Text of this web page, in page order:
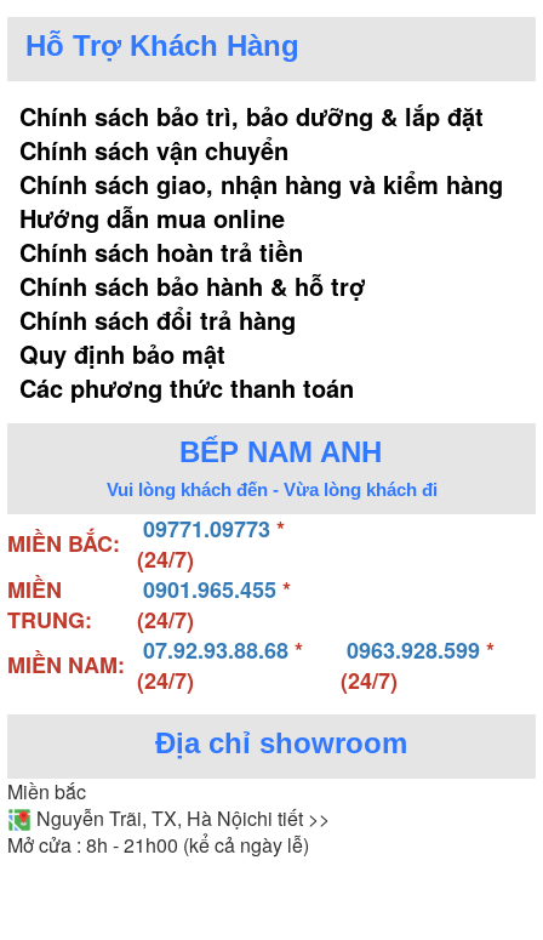
Hỗ Trợ Khách Hàng
Chính sách bảo trì, bảo dưỡng & lắp đặt
Chính sách vận chuyển
Chính sách giao, nhận hàng và kiểm hàng
Hướng dẫn mua online
Chính sách hoàn trả tiền
Chính sách bảo hành & hỗ trợ
Chính sách đổi trả hàng
Quy định bảo mật
Các phương thức thanh toán
BẾP NAM ANH
Vui lòng khách đến - Vừa lòng khách đi
MIỀN BẮC: 09771.09773*
(24/7)
MIỀN
TRUNG:
0901.965.455*
(24/7)
MIỀN NAM:
07.92.93.88.68*
(24/7)
0963.928.599*
(24/7)
Địa chỉ showroom
Miền bắc
Nguyễn Trãi, TX, Hà Nộichi tiết >>
Mở cửa : 8h - 21h00 (kể cả ngày lễ)